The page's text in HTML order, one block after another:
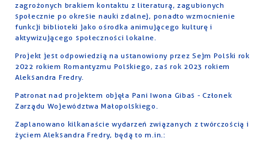
zagrożonych brakiem kontaktu z literaturą, zagubionych
społecznie po okresie nauki zdalnej, ponadto wzmocnienie
funkcji biblioteki jako ośrodka animującego kulturę i
aktywizującego społeczności lokalne.
Projekt jest odpowiedzią na ustanowiony przez Sejm Polski rok
2022 rokiem Romantyzmu Polskiego, zaś rok 2023 rokiem
Aleksandra Fredry.
Patronat nad projektem objęła Pani Iwona Gibas - Członek
Zarządu Województwa Małopolskiego.
Zaplanowano kilkanaście wydarzeń związanych z twórczością i
życiem Aleksandra Fredry, będą to m.in.: